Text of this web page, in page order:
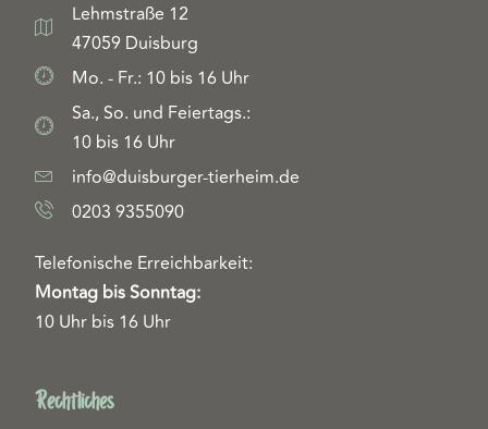
Lehmstraße 12
47059 Duisburg
Mo. - Fr.: 10 bis 16 Uhr
Sa., So. und Feiertags.:
10 bis 16 Uhr
info@duisburger-tierheim.de
0203 9355090
Telefonische Erreichbarkeit:
Montag bis Sonntag:
10 Uhr bis 16 Uhr
Rechtliches